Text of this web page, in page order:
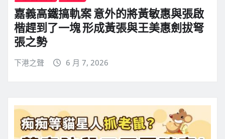
嘉義高鐵搞軌案 意外的將黃敏惠與張啟
楷趕到了一塊 形成黃張與王美惠劍拔弩
張之勢
下港之聲 6 月 7, 2026